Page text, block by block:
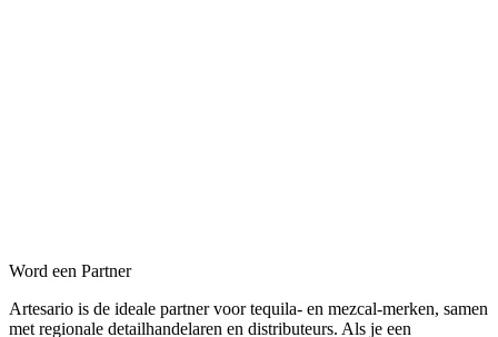
Word een Partner
Artesario is de ideale partner voor tequila- en mezcal-merken, samen
met regionale detailhandelaren en distributeurs. Als je een